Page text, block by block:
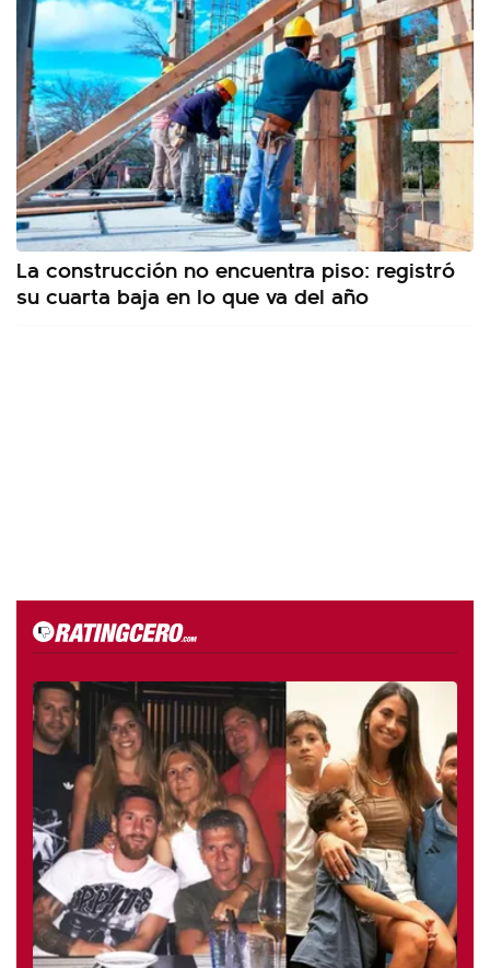
La construcción no encuentra piso: registró
su cuarta baja en lo que va del año